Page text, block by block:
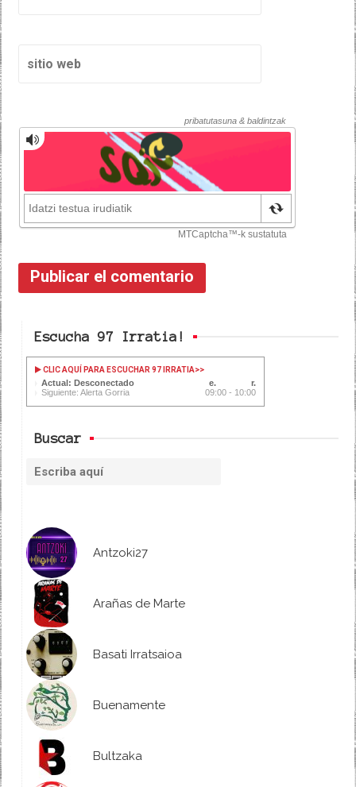
Escucha 97 Irratia!
CLIC AQUÍ PARA ESCUCHAR 97 IRRATIA>>
Actual: Desconectado
Siguiente: Alerta Gorria
09:00 - 10:00
Buscar
Antzoki27
Arañas de Marte
Basati Irratsaioa
Buenamente
Bultzaka